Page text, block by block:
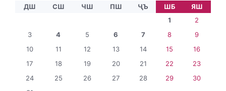
ДШ СШ ЧШ ПШ ҶЪ ШБ
ЯШ
1
2
3
4 5 6 7 8
9
10
11 12 13 14 15
16
17
18 19 20 21 22
23
24
25 26 27 28 29
30